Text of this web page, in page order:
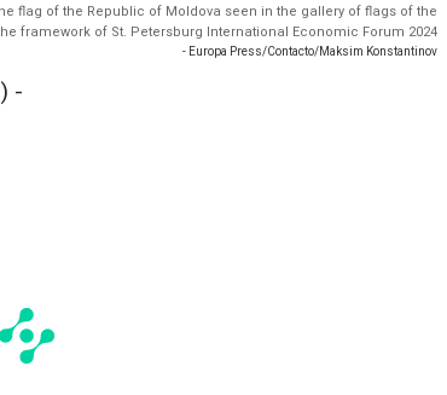
flag of the Republic of Moldova seen in the gallery of flags of the
framework of St. Petersburg International Economic Forum 2024
- Europa Press/Contacto/Maksim Konstantinov
-